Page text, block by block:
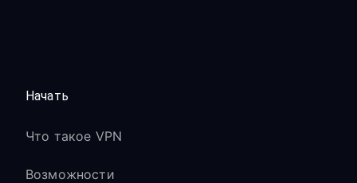
Начать
Что такое VPN
Возможности